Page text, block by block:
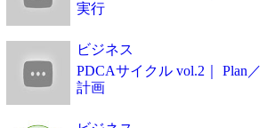
実行
ビジネス
PDCAサイクル vol.2｜ Plan／
計画